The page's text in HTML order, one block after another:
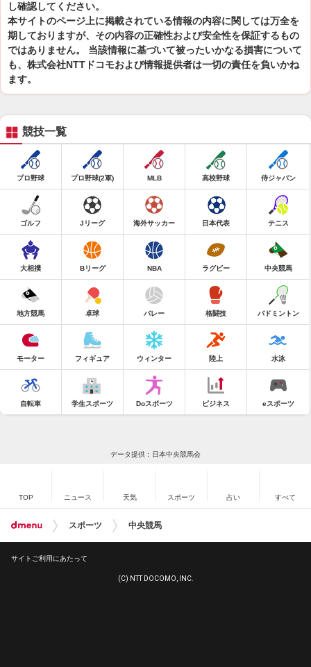
し確認してください。
本サイトのページ上に掲載されている情報の内容に関しては万全を
期しておりますが、その内容の正確性および安全性を保証するもの
ではありません。 当該情報に基づいて被ったいかなる損害について
も、株式会社NTTドコモおよび情報提供者は一切の責任を負いかね
ます。
競技一覧
プロ野球 プロ野球(2軍) MLB 高校野球 侍ジャパン
ゴルフ Jリーグ 海外サッカー 日本代表 テニス
大相撲 Bリーグ NBA ラグビー 中央競馬
地方競馬 卓球 バレー 格闘技 バドミントン
モーター フィギュア ウィンター 陸上 水泳
自転車 学生スポーツ Doスポーツ ビジネス eスポーツ
データ提供：日本中央競馬会
TOP ニュース 天気 スポーツ 占い すべて
スポーツ 中央競馬
サイトご利用にあたって
(C) NTT DOCOMO, INC.